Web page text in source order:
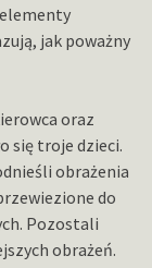
jak poważny
oraz
się troje dzieci.
obrażenia
do
Pozostali
obrażeń.